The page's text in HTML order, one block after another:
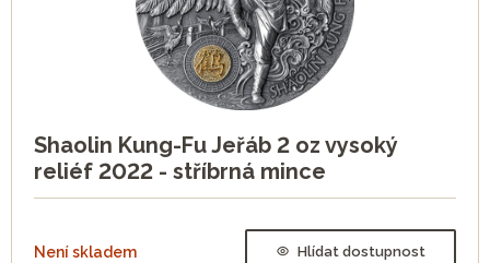
Shaolin Kung-Fu Jeřáb 2 oz vysoký
reliéf 2022 - stříbrná mince
Není skladem Hlídat dostupnost